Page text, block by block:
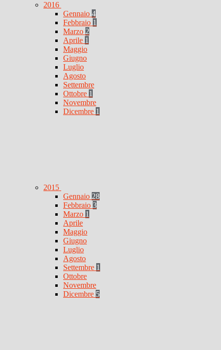
2016
Gennaio 4
Febbraio 1
Marzo 2
Aprile 1
Maggio
Giugno
Luglio
Agosto
Settembre
Ottobre 1
Novembre
Dicembre 1
2015
Gennaio 28
Febbraio 3
Marzo 1
Aprile
Maggio
Giugno
Luglio
Agosto
Settembre 1
Ottobre
Novembre
Dicembre 5